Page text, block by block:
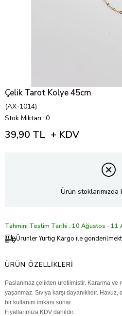
Çelik Tarot Kolye 45cm
(AX-1014)
Stok Miktarı : 0
39,90 TL + KDV
Ürün stoklarımızda
Tahmini Teslim Tarihi : 10 Ağustos - 11
Ürünler Yurtiçi Kargo ile
ÜRÜN ÖZELLIKLERI
Paslanmaz çelikten üretilmiştir. Kararma ve
yaşanmaz. Sıvıya karşı dayanıklıdır.
bir kullanım imkanı sunar.
Fiyatlarımıza KDV dahildir.